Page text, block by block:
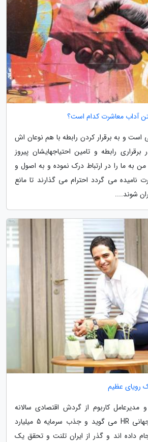
آداب معاشرت کدام است؟
است و به برقرار کردن رابطه با هم نوعان اش
رابطه و تامین احتیاجهایشان پیروز
به ما را در ارتباط درک نموده و به اصول و
نامیده می گردد احترام می گذارند تا مانع
شوند....
رویای عظیم
و مدیرعامل کاربوم از گردش اقتصادی سالانه
30میلیارد دلاری بازار جهانی HR می گوید و جذب سرمایه 5 میلیارد
داده اند و گذر از ایران تلنت و تحقق یک